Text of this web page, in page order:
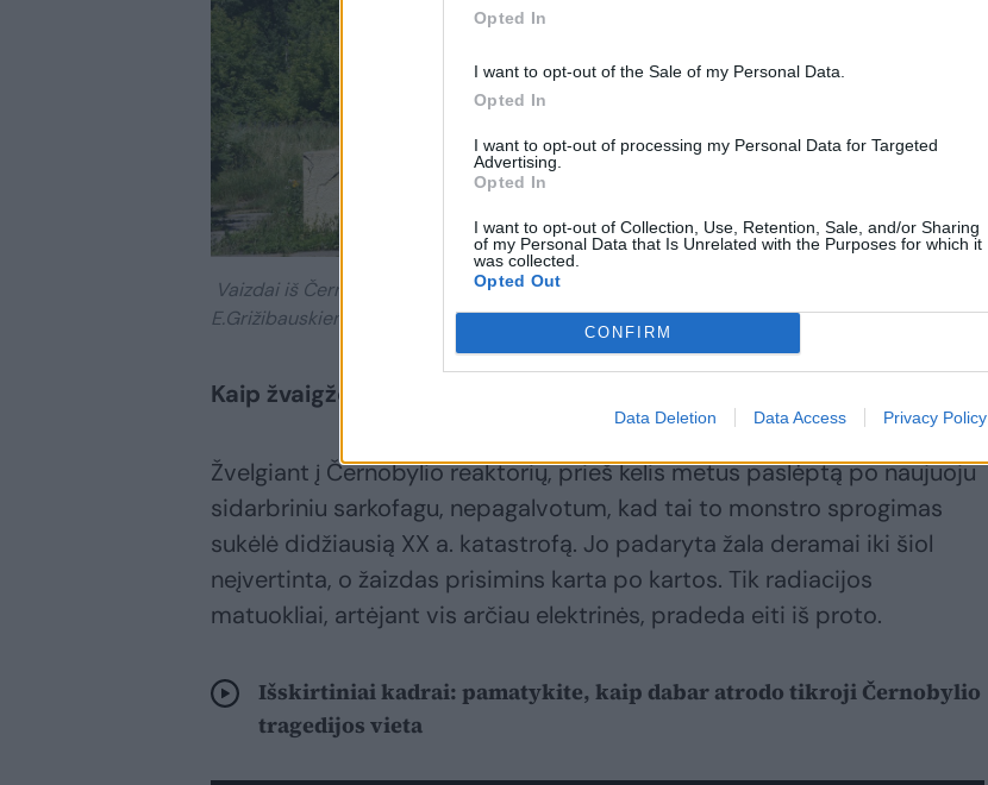
Opted In
I want to opt-out of the Sale of my Personal Data.
Opted In
I want to opt-out of processing my Personal Data for Targeted
Advertising.
Opted In
I want to opt-out of Collection, Use, Retention, Sale, and/or Sharing
of my Personal Data that Is Unrelated with the Purposes for which it
was collected.
Opted Out
CONFIRM
Data Deletion Data Access Privacy Policy
Vaizdai iš Černobylio zonos.
E.Grižibauskienės nuotr.
Kaip žvaigždžių danguje
Žvelgiant į Černobylio reaktorių, prieš kelis metus paslėptą po naujuoju
sidarbriniu sarkofagu, nepagalvotum, kad tai to monstro sprogimas
sukėlė didžiausią XX a. katastrofą. Jo padaryta žala deramai iki šiol
neįvertinta, o žaizdas prisimins karta po kartos. Tik radiacijos
matuokliai, artėjant vis arčiau elektrinės, pradeda eiti iš proto.
Išskirtiniai kadrai: pamatykite, kaip dabar atrodo tikroji Černobylio
tragedijos vieta